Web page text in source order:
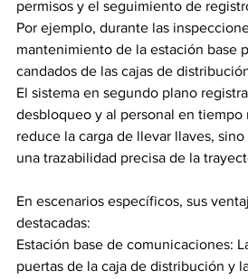
permisos y el seguimiento de
Por ejemplo, durante las
mantenimiento de la estación base
candados de las cajas de
El sistema en segundo plano
desbloqueo y al personal en tiempo
reduce la carga de llevar llaves,
una trazabilidad precisa de la
En escenarios específicos, sus
destacadas:
Estación base de comunicaciones:
puertas de la caja de distribución y